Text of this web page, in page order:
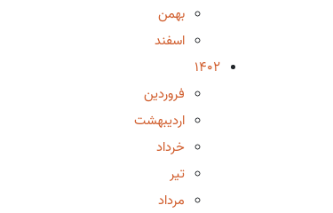
بهمن
اسفند
1402
فروردین
اردیبهشت
خرداد
تیر
مرداد